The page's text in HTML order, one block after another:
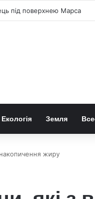
під поверхнею Марса
Екологія Земля
жиру